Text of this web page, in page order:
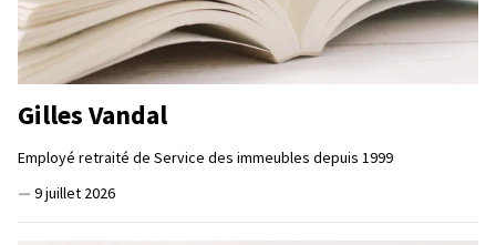
Gilles Vandal
Employé retraité de Service des immeubles depuis 1999
— 9 juillet 2026